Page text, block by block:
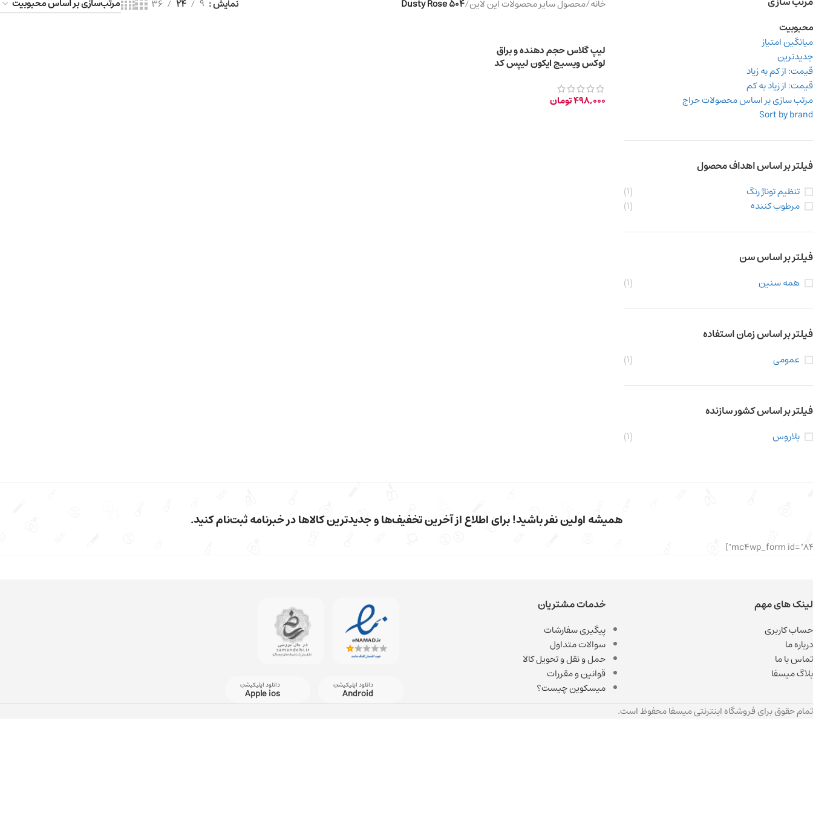
محبوبیت
میانگین امتیاز
جدیدترین
قیمت: از کم به زیاد
قیمت: از زیاد به کم
مرتب سازی بر اساس محصولات حراج
Sort by brand
فیلتر بر اساس اهداف محصول
تنظیم توناژ رنگ
(1)
مرطوب کننده
(1)
فیلتر بر اساس سن
همه سنین (1)
فیلتر بر اساس زمان استفاده
عمومی (1)
فیلتر بر اساس کشور سازنده
بلاروس (1)
خانه/محصول سایر محصولات این لاین/
504 Dusty Rose نمایش 9
24
36
لیپ گلاس حجم دهنده و براق
لوکس ویسیج ایکون لیپس کد
میلی لیتر
498,000تومان
همیشه اولین نفر باشید! برای اطلاع از آخرین تخفیف‌ها و جدیدترین کالاها در خبرنامه ثبت‌نام کنید.
لینک های مهم
حساب کاربری
درباره ما
تماس با ما
بلاگ میسفا
خدمات مشتریان
پیگیری سفارشات
سوالات متداول
حمل و نقل و تحویل کالا
قوانین و مقررات
میسکوین چیست؟
دانلود اپلیکیشن
Android
دانلود اپلیکیشن
Apple ios
تمام حقوق برای فروشگاه اینترنتی میسفا محفوظ است.